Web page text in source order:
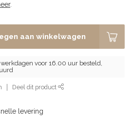
.
aan winkelwagen
voor 16.00 uur besteld,
Deel dit product
levering